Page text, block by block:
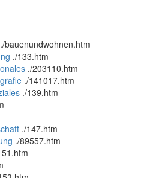
./bauenundwohnen.htm
./133.htm
./203110.htm
./141017.htm
./139.htm
./147.htm
./89557.htm